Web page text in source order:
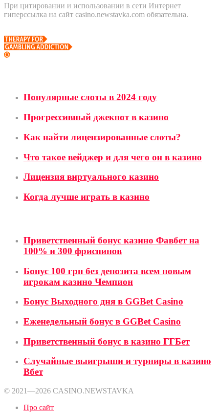
При цитировании и использовании в сети Интернет
гиперссылка на сайт casino.newstavka.com обязательна.
Популярные слоты в 2024 году
Прогрессивный джекпот в казино
Как найти лицензированные слоты?
Что такое вейджер и для чего он в казино
Лицензия виртуального казино
Когда лучше играть в казино
Приветственный бонус казино Фавбет на
100% и 300 фриспинов
Бонус 100 грн без депозита всем новым
игрокам казино Чемпион
Бонус Выходного дня в GGBet Casino
Еженедельный бонус в GGBet Casino
Приветственный бонус в казино ГГБет
Случайные выигрыши и турниры в казино
Вбет
© 2021—2026 CASINO.NEWSTAVKA
Про сайт